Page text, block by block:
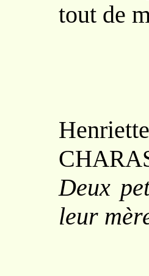
tout de
Henriette
C
Deux
leur